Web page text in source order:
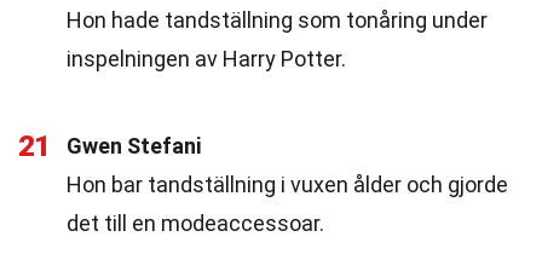
Hon hade tandställning som tonåring under
inspelningen av Harry Potter.
21
Gwen Stefani
Hon bar tandställning i vuxen ålder och gjorde
det till en modeaccessoar.